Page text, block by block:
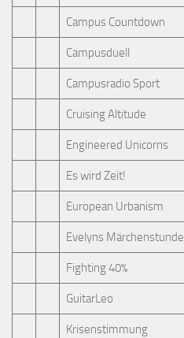
Campus Countdown
Campusduell
Campusradio Sport
Cruising Altitude
Engineered Unicorns
Es wird Zeit!
European Urbanism
Evelyns Märchenstunde
Fighting 40%
GuitarLeo
Krisenstimmung